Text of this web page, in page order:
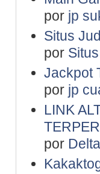
por jp
Situs
por
Jackpot
por jp
LINK
por